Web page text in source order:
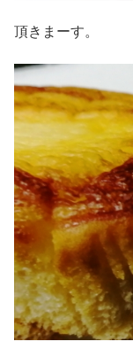
頂きまーす。